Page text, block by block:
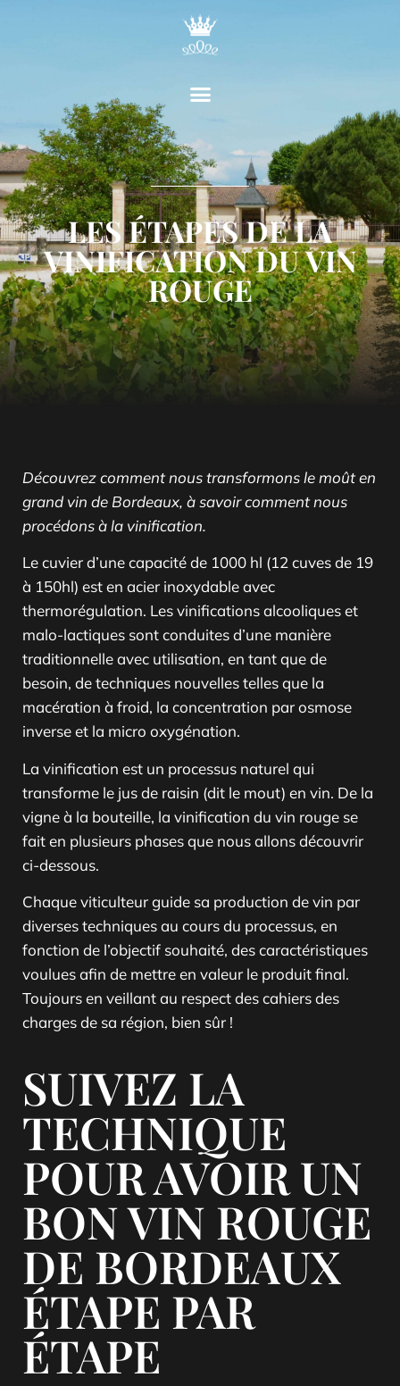
LES ÉTAPES DE LA
VINIFICATION DU VIN
ROUGE
Découvrez comment nous transformons le moût en
grand vin de Bordeaux, à savoir comment nous
procédons à la vinification.
Le cuvier d’une capacité de 1000 hl (12 cuves de 19
à 150hl) est en acier inoxydable avec
thermorégulation. Les vinifications alcooliques et
malo-lactiques sont conduites d’une manière
traditionnelle avec utilisation, en tant que de
besoin, de techniques nouvelles telles que la
macération à froid, la concentration par osmose
inverse et la micro oxygénation.
La vinification est un processus naturel qui
transforme le jus de raisin (dit le mout) en vin. De la
vigne à la bouteille, la vinification du vin rouge se
fait en plusieurs phases que nous allons découvrir
ci-dessous.
Chaque viticulteur guide sa production de vin par
diverses techniques au cours du processus, en
fonction de l’objectif souhaité, des caractéristiques
voulues afin de mettre en valeur le produit final.
Toujours en veillant au respect des cahiers des
charges de sa région, bien sûr !
SUIVEZ LA
TECHNIQUE
POUR AVOIR UN
BON VIN ROUGE
DE BORDEAUX
ÉTAPE PAR
ÉTAPE